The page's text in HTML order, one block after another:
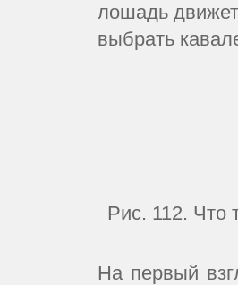
лошадь
выбрать
Рис. 112. Что
На первый